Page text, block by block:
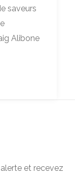
saveurs
Alibone
et recevez